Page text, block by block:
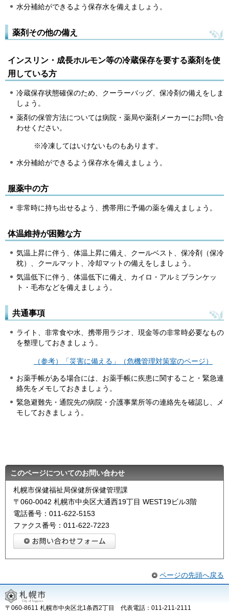
水分補給ができるよう保存水を備えましょう。
薬剤その他の備え
インスリン・成長ホルモン等の冷蔵保存を要する薬剤を使
用している方
冷蔵保存状態確保のため、クーラーバッグ、保冷剤の備えをしま
しょう。
薬剤の保管方法については病院・薬局や薬剤メーカーにお問い合
わせください。
※冷凍してはいけないものもあります。
水分補給ができるよう保存水を備えましょう。
服薬中の方
非常時に持ち出せるよう、携帯用に予備の薬を備えましょう。
体温維持が困難な方
気温上昇に伴う、体温上昇に備え、クールベスト、保冷剤（保冷
枕）、クールマット、冷却マットの備えをしましょう。
気温低下に伴う、体温低下に備え、カイロ・アルミブランケッ
ト・毛布などを備えましょう。
共通事項
ライト、非常食や水、携帯用ラジオ、現金等の非常時必要なもの
を整理しておきましょう。
（参考）「災害に備える」（危機管理対策室のページ）
お薬手帳がある場合には、お薬手帳に疾患に関すること・緊急連
絡先をメモしておきましょう。
緊急避難先・通院先の病院・介護事業所等の連絡先を確認し、メ
モしておきましょう。
このページについてのお問い合わせ
札幌市保健福祉局保健所保健管理課
〒060-0042 札幌市中央区大通西19丁目 WEST19ビル3階
電話番号：011-622-5153
ファクス番号：011-622-7223
ページの先頭へ戻る
〒060-8611 札幌市中央区北1条西2丁目 代表電話：011-211-2111